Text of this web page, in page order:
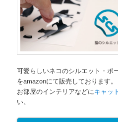
可愛らしいネコのシルエット・ポ
をamazonにて販売しております。
お部屋のインテリアなどにキャッ
い。